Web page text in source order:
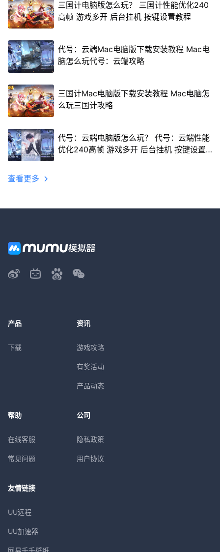
三国计电脑版怎么玩？ 三国计性能优化240
高帧 游戏多开 后台挂机 按键设置教程
代号：云端Mac电脑版下载安装教程 Mac电
脑怎么玩代号：云端攻略
三国计Mac电脑版下载安装教程 Mac电脑怎
么玩三国计攻略
代号：云端电脑版怎么玩？ 代号：云端性能
优化240高帧 游戏多开 后台挂机 按键设置
查看更多
产品
下载
资讯
游戏攻略
有奖活动
产品动态
帮助
在线客服
常见问题
公司
隐私政策
用户协议
友情链接
UU远程
UU加速器